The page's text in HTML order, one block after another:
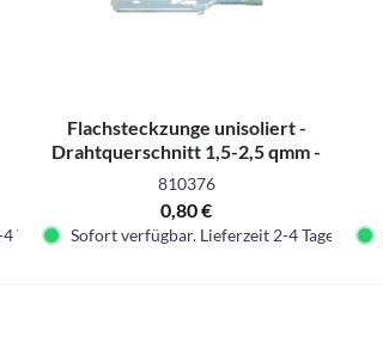
Tage.
Flachsteckzunge unisoliert -
Drahtquerschnitt 1,5-2,5 qmm -
Nenngröße 6,3x0,8 mm
810376
0,80 €
Sofort verfügbar. Lieferzeit 2-4 Tage.